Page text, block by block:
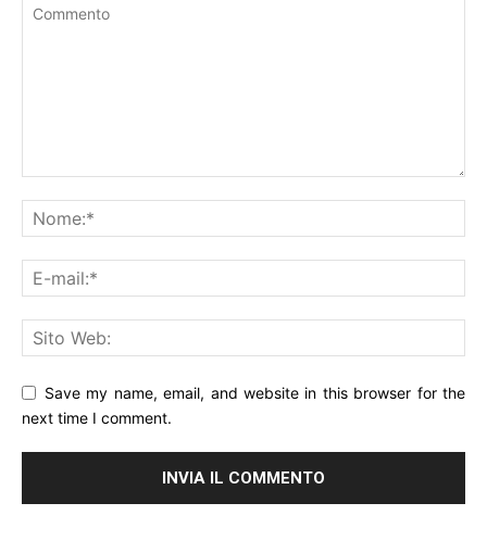
Save my name, email, and website in this browser for the
next time I comment.